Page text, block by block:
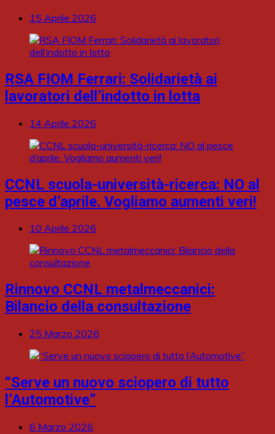
15 Aprile 2026
RSA FIOM Ferrari: Solidarietà ai
lavoratori dell’indotto in lotta
14 Aprile 2026
CCNL scuola-università-ricerca: NO al
pesce d’aprile. Vogliamo aumenti veri!
10 Aprile 2026
Rinnovo CCNL metalmeccanici:
Bilancio della consultazione
25 Marzo 2026
“Serve un nuovo sciopero di tutto
l’Automotive”
6 Marzo 2026